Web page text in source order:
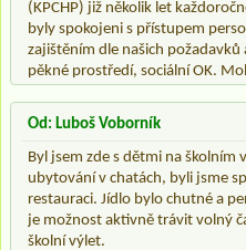
(KPCHP) již několik let
byly spokojeni s přístupem
zajištěním dle našich
pěkné prostředí, sociální OK.
Od: Luboš Voborník
Byl jsem zde s dětmi na školním
ubytování v chatách, byli jsme
restauraci. Jídlo bylo chutné a
je možnost aktivně trávit volný
školní výlet.